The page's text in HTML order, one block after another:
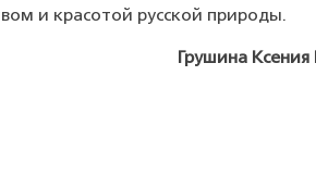
и красотой русской природы.
Грушина Ксения